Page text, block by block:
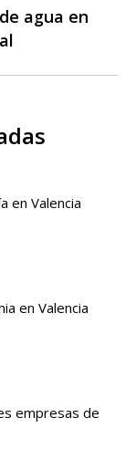
agua en
en Valencia
en Valencia
empresas de